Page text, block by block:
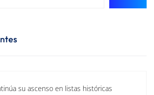
su ascenso en listas históricas